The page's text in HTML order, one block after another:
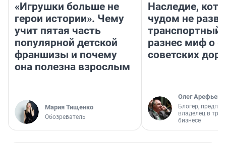
«Игрушки больше не
герои истории». Чему
учит пятая часть
популярной детской
франшизы и почему
она полезна взрослым
Мария Тищенко
Обозреватель
Наследие,
чудом не
транспортный
разнес миф о
советских
Олег Арефьев
Блогер,
владелец в
бизнесе